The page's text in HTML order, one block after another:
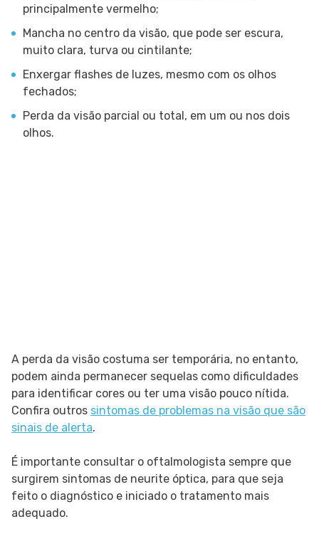
principalmente vermelho;
Mancha no centro da visão, que pode ser escura,
muito clara, turva ou cintilante;
Enxergar flashes de luzes, mesmo com os olhos
fechados;
Perda da visão parcial ou total, em um ou nos dois
olhos.
A perda da visão costuma ser temporária, no entanto,
podem ainda permanecer sequelas como dificuldades
para identificar cores ou ter uma visão pouco nítida.
Confira outros sintomas de problemas na visão que são
sinais de alerta.
É importante consultar o oftalmologista sempre que
surgirem sintomas de neurite óptica, para que seja
feito o diagnóstico e iniciado o tratamento mais
adequado.